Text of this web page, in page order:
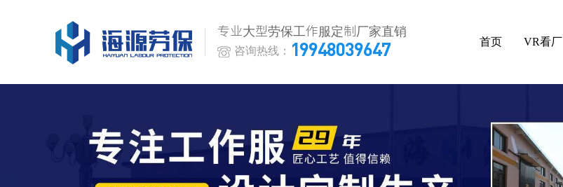
专业大型劳保工作服定制厂家直销
咨询热线： 19948039647
首页 VR看厂